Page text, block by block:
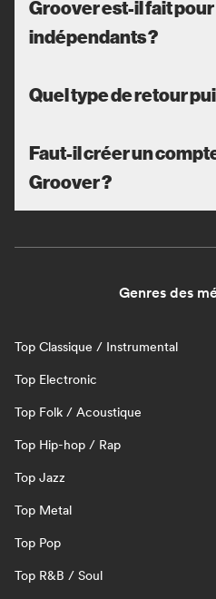
Groover est-il fait
indépendants ?
Quel type de retour
Faut-il créer un
Groover ?
Genres des
Top Classique / Instrumental
Top Electronic
Top Folk / Acoustique
Top Hip-hop / Rap
Top Jazz
Top Metal
Top Pop
Top R&B / Soul